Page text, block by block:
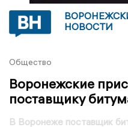
НОВОСТИ
Общество
Воронежские
поставщику
В Воронеже поставщик